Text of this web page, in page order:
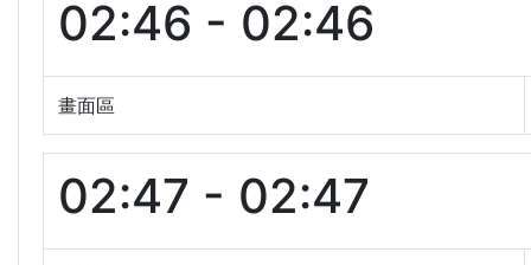
02:46 - 02:46
畫面區
02:47 - 02:47